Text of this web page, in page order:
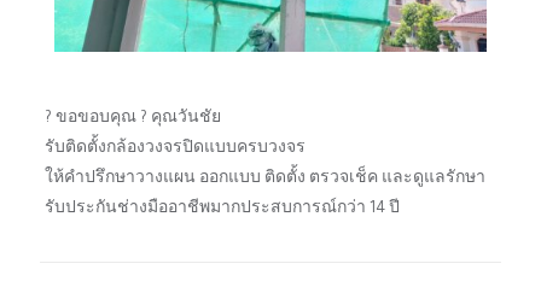
? ขอขอบคุณ ? คุณวันชัย
รับติดตั้งกล้องวงจรปิดแบบครบวงจร
ให้คำปรึกษาวางแผน ออกแบบ ติดตั้ง ตรวจเช็ค และดูแลรักษา
รับประกันช่างมืออาชีพมากประสบการณ์กว่า 14 ปี